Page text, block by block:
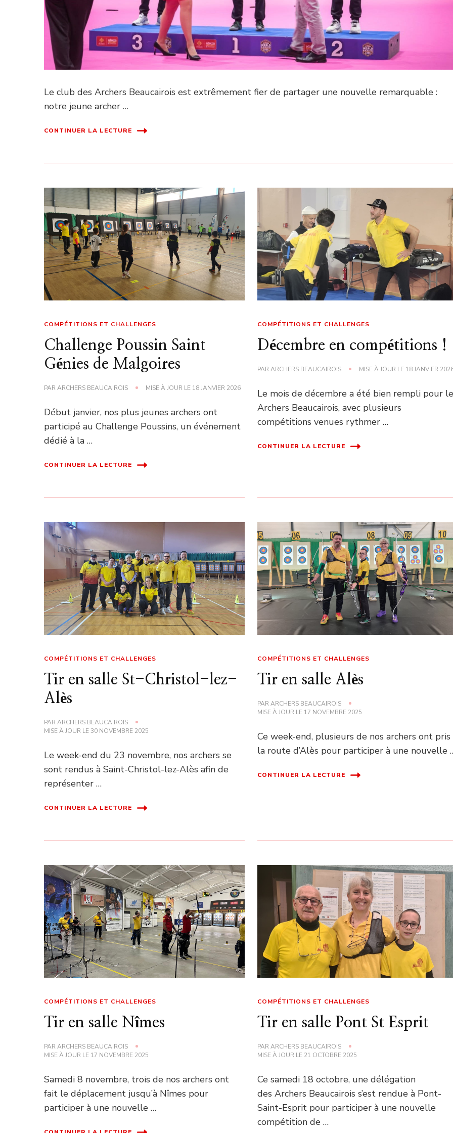
Le club des Archers Beaucairois est extrêmement fier de partager une nouvelle remarquable :
notre jeune archer …
CONTINUER LA LECTURE
COMPÉTITIONS ET CHALLENGES
Challenge Poussin Saint
Génies de Malgoires
PARARCHERS BEAUCAIROIS MISE À JOUR LE 18 JANVIER 2026
Début janvier, nos plus jeunes archers ont
participé au Challenge Poussins, un événement
dédié à la …
CONTINUER LA LECTURE
COMPÉTITIONS ET CHALLENGES
Décembre en compétitions !
PARARCHERS BEAUCAIROIS MISE À JOUR LE 18 JANVIER
Le mois de décembre a été bien rempli pour
Archers Beaucairois, avec plusieurs
compétitions venues rythmer …
CONTINUER LA LECTURE
COMPÉTITIONS ET CHALLENGES
Tir en salle St-Christol-lez-
Alès
PARARCHERS BEAUCAIROIS
MISE À JOUR LE 30 NOVEMBRE 2025
Le week-end du 23 novembre, nos archers se
sont rendus à Saint-Christol-lez-Alès afin de
représenter …
CONTINUER LA LECTURE
COMPÉTITIONS ET CHALLENGES
Tir en salle Alès
PARARCHERS BEAUCAIROIS
MISE À JOUR LE 17 NOVEMBRE 2025
Ce week-end, plusieurs de nos archers ont pris
la route d’Alès pour participer à une nouvelle
CONTINUER LA LECTURE
COMPÉTITIONS ET CHALLENGES
Tir en salle Nîmes
PARARCHERS BEAUCAIROIS
MISE À JOUR LE 17 NOVEMBRE 2025
Samedi 8 novembre, trois de nos archers ont
fait le déplacement jusqu’à Nîmes pour
participer à une nouvelle …
COMPÉTITIONS ET CHALLENGES
Tir en salle Pont St Esprit
PARARCHERS BEAUCAIROIS
MISE À JOUR LE 21 OCTOBRE 2025
Ce samedi 18 octobre, une délégation
des Archers Beaucairois s’est rendue à Pont-
Saint-Esprit pour participer à une nouvelle
compétition de …